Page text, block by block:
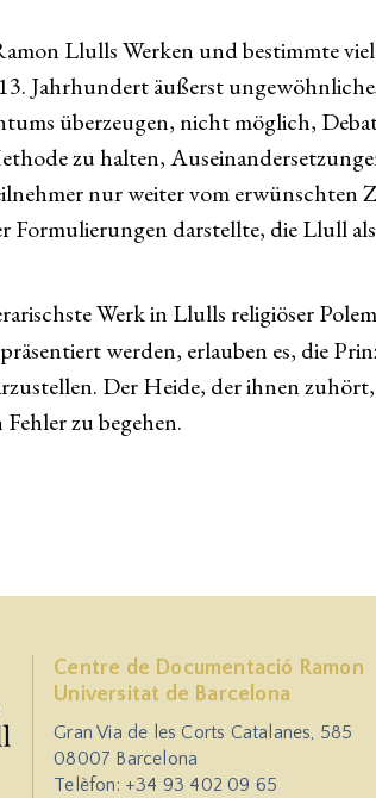
Llulls Werken und bestimmte
Jahrhundert äußerst
überzeugen, nicht möglich,
zu halten,
nur weiter vom erwünschten
darstellte, die Llull
Werk in Llulls religiöser
werden, erlauben es, die
Der Heide, der ihnen
zu begehen.
Centre de Documentació Ramon
Universitat de Barcelona
Gran Via de les Corts Catalanes, 585
08007 Barcelona
Telèfon: +34 93 402 09 65